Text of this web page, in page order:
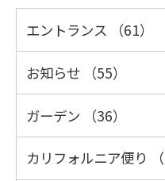
エントランス （61）
お知らせ （55）
ガーデン （36）
カリフォルニア便り （